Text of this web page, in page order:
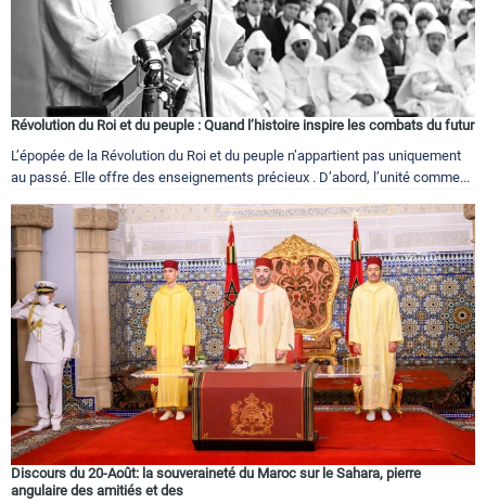
Circuits touristiques
Tourisme
Régions
Hotels
Evenements
Contact
Révolution du Roi et du peuple : Quand l’histoire inspire les combats du futur
L’épopée de la Révolution du Roi et du peuple n’appartient pas uniquement
au passé. Elle offre des enseignements précieux . D’abord, l’unité comme...
Discours du 20-Août: la souveraineté du Maroc sur le Sahara, pierre
angulaire des amitiés et des